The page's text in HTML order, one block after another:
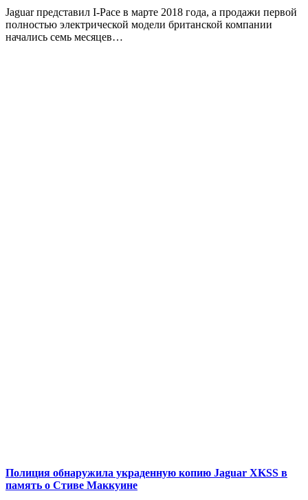
Jaguar представил I-Pace в марте 2018 года, а продажи первой
полностью электрической модели британской компании
начались семь месяцев…
Полиция обнаружила украденную копию Jaguar XKSS в
память о Стиве Маккуине